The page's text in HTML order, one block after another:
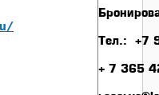
Tел.: +7
+ 7 365